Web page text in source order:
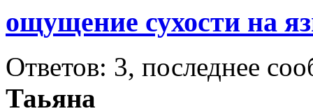
ощущение сухости на
Ответов: 3, последнее
Таьяна